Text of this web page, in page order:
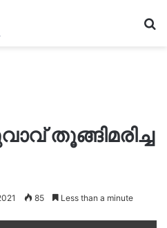
തൂങ്ങിമരിച്ച
85 Less than a minute